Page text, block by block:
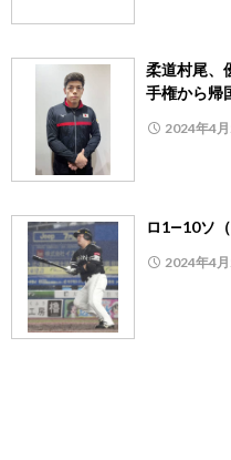
柔道村尾、
手権から帰
2024年4
ロ1―10ソ
2024年4